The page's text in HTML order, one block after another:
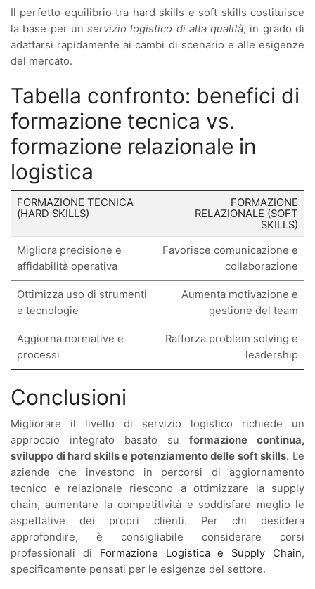
Il perfetto equilibrio tra hard skills e soft skills costituisce
la base per unservizio logistico di alta qualità, in grado di
adattarsi rapidamente ai cambi di scenario e alle esigenze
del mercato.
Tabella confronto: benefici di
formazione tecnica vs.
formazione relazionale in
logistica
FORMAZIONE TECNICA
(HARD SKILLS)
FORMAZIONE
RELAZIONALE (SOFT
SKILLS)
Migliora precisione e
affidabilità operativa
Favorisce comunicazione e
collaborazione
Ottimizza uso di strumenti
e tecnologie
Aumenta motivazione e
gestione del team
Aggiorna normative e
processi
Rafforza problem solving e
leadership
Conclusioni
Migliorare il livello di servizio logistico richiede un
approccio integrato basato su formazione continua,
sviluppo di hard skills e potenziamento delle soft skills. Le
aziende che investono in percorsi di aggiornamento
tecnico e relazionale riescono a ottimizzare la supply
chain, aumentare la competitività e soddisfare meglio le
aspettative dei propri clienti. Per chi desidera
approfondire, è consigliabile considerare corsi
professionali di Formazione Logistica e Supply Chain,
specificamente pensati per le esigenze del settore.